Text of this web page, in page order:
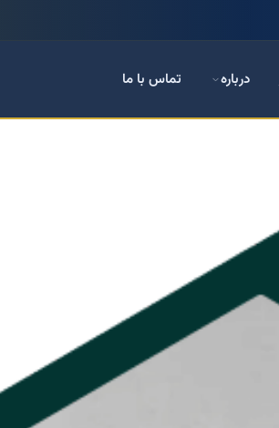
درباره تماس با ما